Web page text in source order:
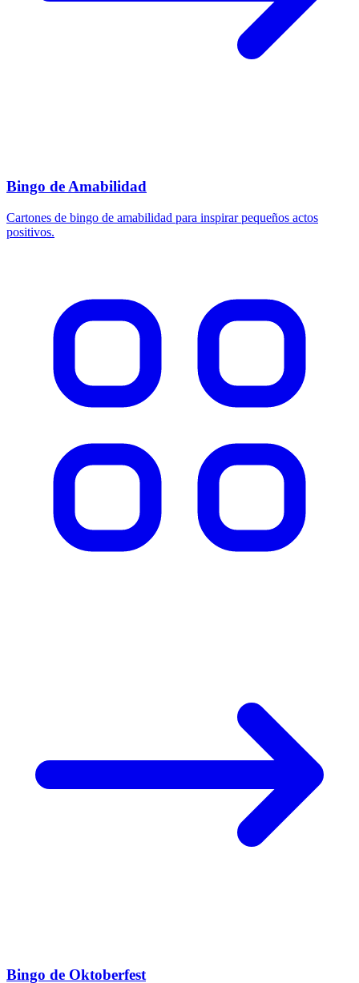
Bingo de Amabilidad
Cartones de bingo de amabilidad para inspirar pequeños actos
positivos.
Bingo de Oktoberfest